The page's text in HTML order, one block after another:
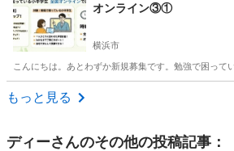
オンライン③①
横浜市
こんにちは。あとわずか新規募集です。勉強で困っ
神奈川 横浜市
もっと見る
ディーさんのその他の投稿記事：